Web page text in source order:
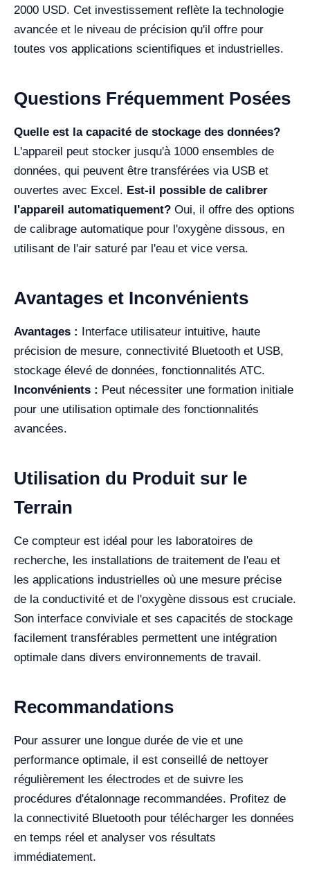
2000 USD. Cet investissement reflète la technologie
avancée et le niveau de précision qu'il offre pour
toutes vos applications scientifiques et industrielles.
Questions Fréquemment Posées
Quelle est la capacité de stockage des données?
L'appareil peut stocker jusqu'à 1000 ensembles de
données, qui peuvent être transférées via USB et
ouvertes avec Excel. Est-il possible de calibrer
l'appareil automatiquement? Oui, il offre des options
de calibrage automatique pour l'oxygène dissous, en
utilisant de l'air saturé par l'eau et vice versa.
Avantages et Inconvénients
Avantages : Interface utilisateur intuitive, haute
précision de mesure, connectivité Bluetooth et USB,
stockage élevé de données, fonctionnalités ATC.
Inconvénients : Peut nécessiter une formation initiale
pour une utilisation optimale des fonctionnalités
avancées.
Utilisation du Produit sur le
Terrain
Ce compteur est idéal pour les laboratoires de
recherche, les installations de traitement de l'eau et
les applications industrielles où une mesure précise
de la conductivité et de l'oxygène dissous est cruciale.
Son interface conviviale et ses capacités de stockage
facilement transférables permettent une intégration
optimale dans divers environnements de travail.
Recommandations
Pour assurer une longue durée de vie et une
performance optimale, il est conseillé de nettoyer
régulièrement les électrodes et de suivre les
procédures d'étalonnage recommandées. Profitez de
la connectivité Bluetooth pour télécharger les données
en temps réel et analyser vos résultats
immédiatement.